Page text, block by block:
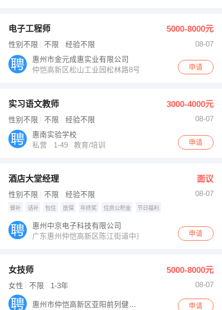
电子工程师 5000-8000元
性别不限 不限 经验不限
08-07
惠州市金元成惠实业有限公司
仲恺高新区松山工业园松林路8号
申请
实习语文教师 3000-4000元
性别不限 不限 经验不限
08-07
惠南实验学校
私营
1-49 教育/培训 申请
酒店大堂经理 面议
性别不限 不限 经验不限 08-07
餐补 话补 包住 医保 年终奖 住房公积金 节日福利
惠州中京电子科技有限公司
广东惠州仲恺高新区陈江街道中京路一号
申请
女技师 5000-8000元
女性 不限 1-3年 08-07
惠州市仲恺高新区亚阳前列健康管理店 申请